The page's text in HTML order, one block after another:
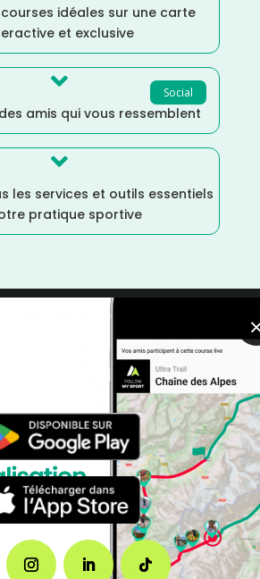
idéales sur une carte
et exclusive
Social

amis qui vous ressemblent

les services et outils essentiels
pratique sportive
Distance 100M/
/Cyclotourisme